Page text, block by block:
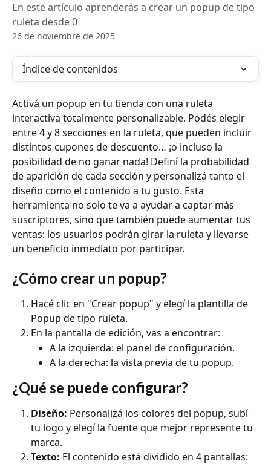
En este artículo aprenderás a crear un popup de tipo
ruleta desde 0
26 de noviembre de 2025
Índice de contenidos
Activá un popup en tu tienda con una ruleta
interactiva totalmente personalizable. Podés elegir
entre 4 y 8 secciones en la ruleta, que pueden incluir
distintos cupones de descuento… ¡o incluso la
posibilidad de no ganar nada! Definí la probabilidad
de aparición de cada sección y personalizá tanto el
diseño como el contenido a tu gusto. Esta
herramienta no solo te va a ayudar a captar más
suscriptores, sino que también puede aumentar tus
ventas: los usuarios podrán girar la ruleta y llevarse
un beneficio inmediato por participar.
¿Cómo crear un popup?
Hacé clic en "Crear popup" y elegí la plantilla de
Popup de tipo ruleta.
En la pantalla de edición, vas a encontrar:
A la izquierda: el panel de configuración.
A la derecha: la vista previa de tu popup.
¿Qué se puede configurar?
Diseño: Personalizá los colores del popup, subí
tu logo y elegí la fuente que mejor represente tu
marca.
Texto: El contenido está dividido en 4 pantallas: